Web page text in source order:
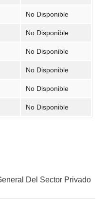
No Disponible
No Disponible
No Disponible
No Disponible
No Disponible
No Disponible
Del Sector Privado